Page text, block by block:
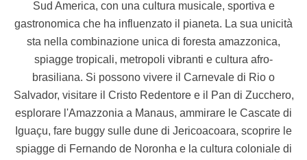
Sud America, con una cultura musicale, sportiva e
gastronomica che ha influenzato il pianeta. La sua unicità
sta nella combinazione unica di foresta amazzonica,
spiagge tropicali, metropoli vibranti e cultura afro-
brasiliana. Si possono vivere il Carnevale di Rio o
Salvador, visitare il Cristo Redentore e il Pan di Zucchero,
esplorare l'Amazzonia a Manaus, ammirare le Cascate di
Iguaçu, fare buggy sulle dune di Jericoacoara, scoprire le
spiagge di Fernando de Noronha e la cultura coloniale di